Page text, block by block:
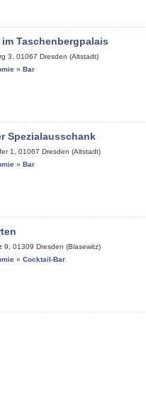
im Taschenbergpalais
3 01067 Dresden (Altstadt)
» Bar
Spezialausschank
1 01067 Dresden (Altstadt)
» Bar
9 01309 Dresden (Blasewitz)
» Cocktail-Bar